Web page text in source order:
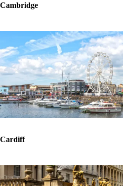
Cambridge
Cardiff